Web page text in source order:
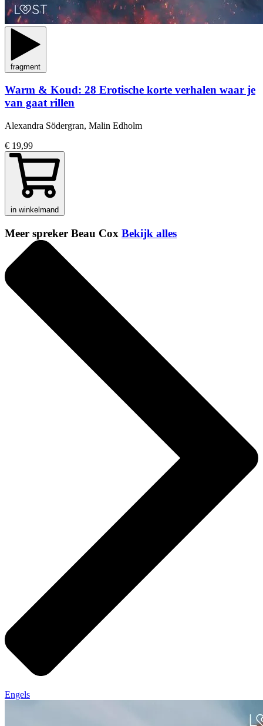
fragment
Warm & Koud: 28 Erotische korte verhalen waar je
van gaat rillen
Alexandra Södergran, Malin Edholm
€ 19,99
in winkelmand
Meer spreker Beau Cox Bekijk alles
Engels